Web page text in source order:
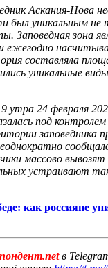
Аскания-Нова
был уникальным не
Заповедная зона
ежегодно
составляла
уникальные
утра 24 февраля
под контролем
заповедника
массово
устраивают
как россияне
в